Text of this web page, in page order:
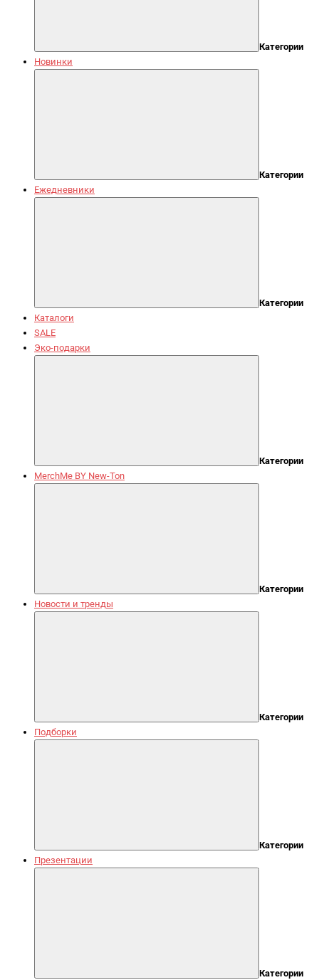
Категории
Новинки
Категории
Ежедневники
Категории
Каталоги
SALE
Эко-подарки
Категории
MerchMe BY New-Ton
Категории
Новости и тренды
Категории
Подборки
Категории
Презентации
Категории